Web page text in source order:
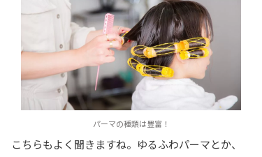
パーマの種類は豊富！
こちらもよく聞きますね。ゆるふわパーマとか、